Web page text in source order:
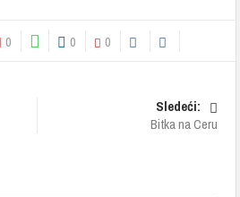
0 0 0
Sledeći:
Bitka na Ceru